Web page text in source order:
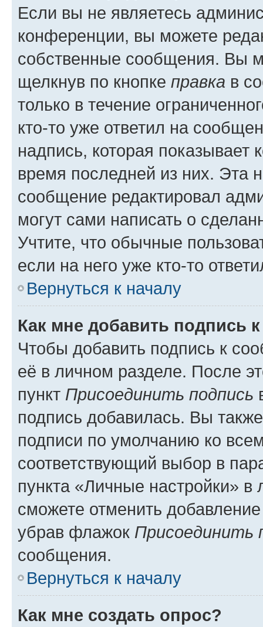
Если вы не являетесь
конференции, вы можете
собственные сообщения. Вы
щелкнув по кнопке правка в
только в течение
кто-то уже ответил на
надпись, которая показывает
время последней из них. Эта
сообщение редактировал
могут сами написать о
Учтите, что обычные
если на него уже кто-то
Вернуться к началу
Как мне добавить подпись
Чтобы добавить подпись к
её в личном разделе. После
пункт Присоединить подпись
подпись добавилась. Вы
подписи по умолчанию ко
соответствующий выбор в
пункта «Личные настройки»
сможете отменить
убрав флажок Присоединить
сообщения.
Вернуться к началу
Как мне создать опрос?